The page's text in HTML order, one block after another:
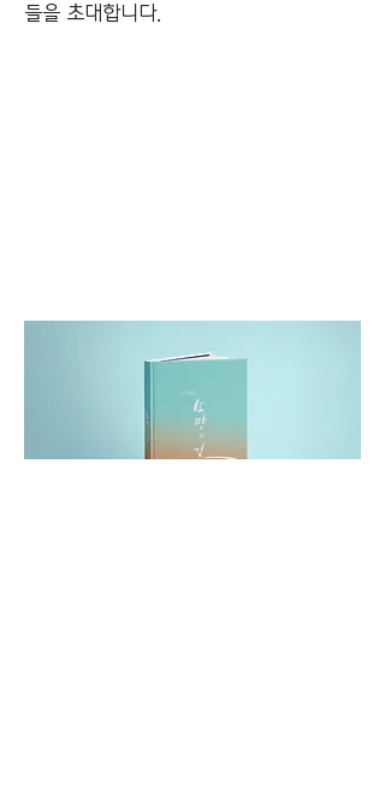
들을 초대합니다.